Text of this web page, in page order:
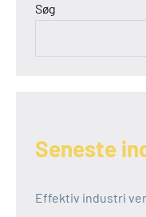
Søg
Seneste
Effektiv industri